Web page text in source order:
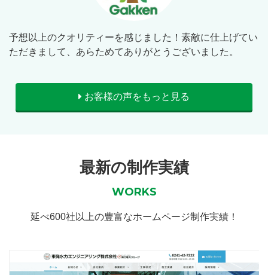
予想以上のクオリティーを感じました！素敵に仕上げてい
ただきまして、あらためてありがとうございました。
お客様の声をもっと見る
最新の制作実績
WORKS
延べ600社以上の豊富なホームページ制作実績！